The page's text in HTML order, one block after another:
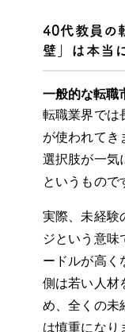
40代教員の
壁」は本当
一般的な転職
転職業界では
が使われてき
選択肢が一気
というもので
実際、未経験
ジという意味
ードルが高く
側は若い人材
め、全くの未
は慎重になり